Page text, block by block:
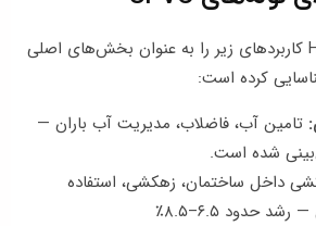
گزارش HDIN Research کاربردهای زیر را به عنوان بخش‌های اصلی
تامین آب، فاضلاب، مدیریت آب باران —
داخل ساختمان، زهکشی، استفاده
حدود ۶.۵–۸.۵٪